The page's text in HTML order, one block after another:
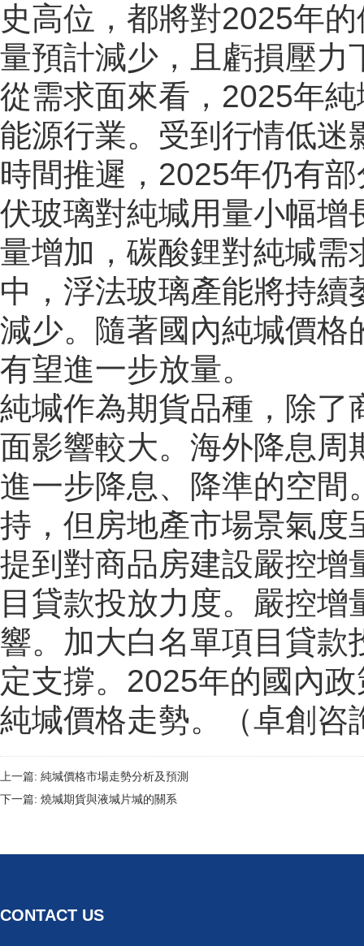
史高位，都將對2025年
量預計減少，且虧損壓力
從需求面來看，2025年
能源行業。受到行情低
時間推遲，2025年仍有
伏玻璃對純堿用量小幅增
量增加，碳酸鋰對純堿需
中，浮法玻璃產能將持
減少。隨著國內純堿價格
有望進一步放量。
純堿作為期貨品種，除了
面影響較大。海外降息周
進一步降息、降準的空間
持，但房地產市場景氣度
提到對商品房建設嚴控增
目貸款投放力度。嚴控
響。加大白名單項目貸款
定支撐。2025年的國內
純堿價格走勢。（卓創咨
上一篇: 純堿價格市場走勢分析及預測
下一篇: 燒堿期貨與液堿片堿的關系
CONTACT US